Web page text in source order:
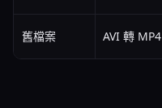
舊檔案 AVI 轉 MP4